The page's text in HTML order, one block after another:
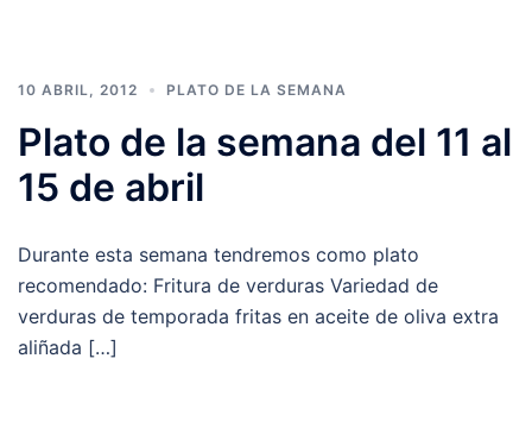
10 ABRIL, 2012 PLATO DE LA SEMANA
Plato de la semana del 11 al
15 de abril
Durante esta semana tendremos como plato
recomendado: Fritura de verduras Variedad de
verduras de temporada fritas en aceite de oliva extra
aliñada […]